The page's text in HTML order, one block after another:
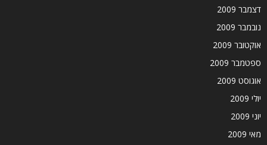
דצמבר 2009
נובמבר 2009
אוקטובר 2009
ספטמבר 2009
אוגוסט 2009
יולי 2009
יוני 2009
מאי 2009